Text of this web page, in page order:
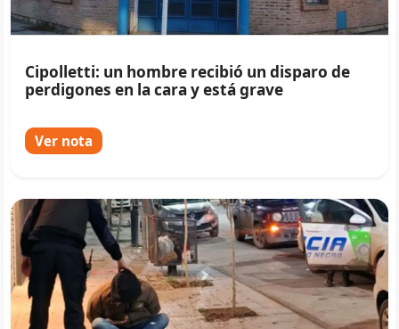
Cipolletti: un hombre recibió un disparo de
perdigones en la cara y está grave
Ver nota